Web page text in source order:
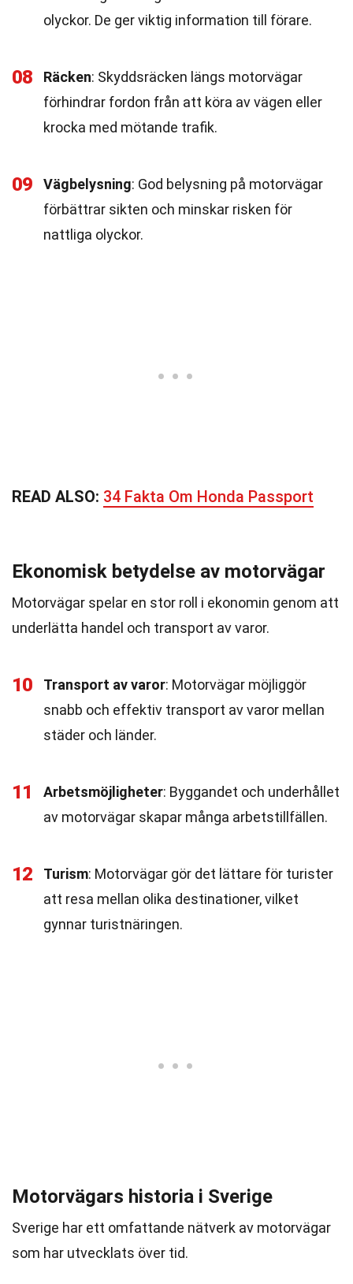
olyckor. De ger viktig information till förare.
08 Räcken: Skyddsräcken längs motorvägar
förhindrar fordon från att köra av vägen eller
krocka med mötande trafik.
09 Vägbelysning: God belysning på motorvägar
förbättrar sikten och minskar risken för
nattliga olyckor.
READ ALSO: 34 Fakta Om Honda Passport
Ekonomisk betydelse av motorvägar
Motorvägar spelar en stor roll i ekonomin genom att
underlätta handel och transport av varor.
10 Transport av varor: Motorvägar möjliggör
snabb och effektiv transport av varor mellan
städer och länder.
11 Arbetsmöjligheter: Byggandet och underhållet
av motorvägar skapar många arbetstillfällen.
12 Turism: Motorvägar gör det lättare för turister
att resa mellan olika destinationer, vilket
gynnar turistnäringen.
Motorvägars historia i Sverige
Sverige har ett omfattande nätverk av motorvägar
som har utvecklats över tid.